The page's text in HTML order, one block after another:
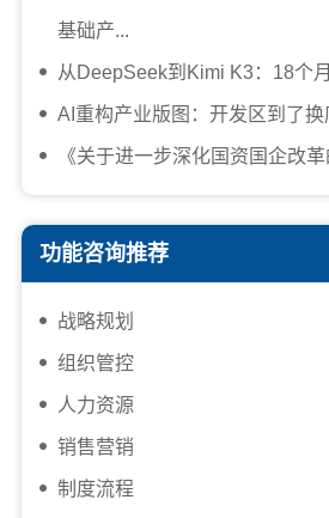
基础产...
从DeepSeek到Kimi K3：18个
AI重构产业版图：开发区到了
《关于进一步深化国资国企改
功能咨询推荐
战略规划
组织管控
人力资源
销售营销
制度流程